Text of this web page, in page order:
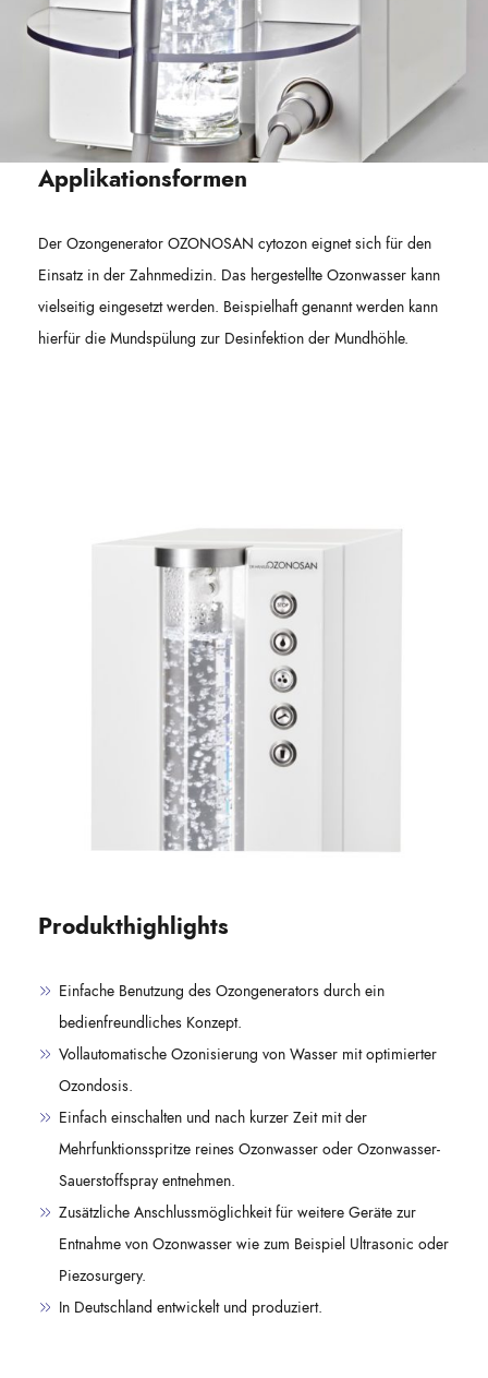
Applikationsformen
Der Ozongenerator OZONOSAN cytozon eignet sich für den
Einsatz in der Zahnmedizin. Das hergestellte Ozonwasser kann
vielseitig eingesetzt werden. Beispielhaft genannt werden kann
hierfür die Mundspülung zur Desinfektion der Mundhöhle.
Produkthighlights
Einfache Benutzung des Ozongenerators durch ein
bedienfreundliches Konzept.
Vollautomatische Ozonisierung von Wasser mit optimierter
Ozondosis.
Einfach einschalten und nach kurzer Zeit mit der
Mehrfunktionsspritze reines Ozonwasser oder Ozonwasser-
Sauerstoffspray entnehmen.
Zusätzliche Anschlussmöglichkeit für weitere Geräte zur
Entnahme von Ozonwasser wie zum Beispiel Ultrasonic oder
Piezosurgery.
In Deutschland entwickelt und produziert.